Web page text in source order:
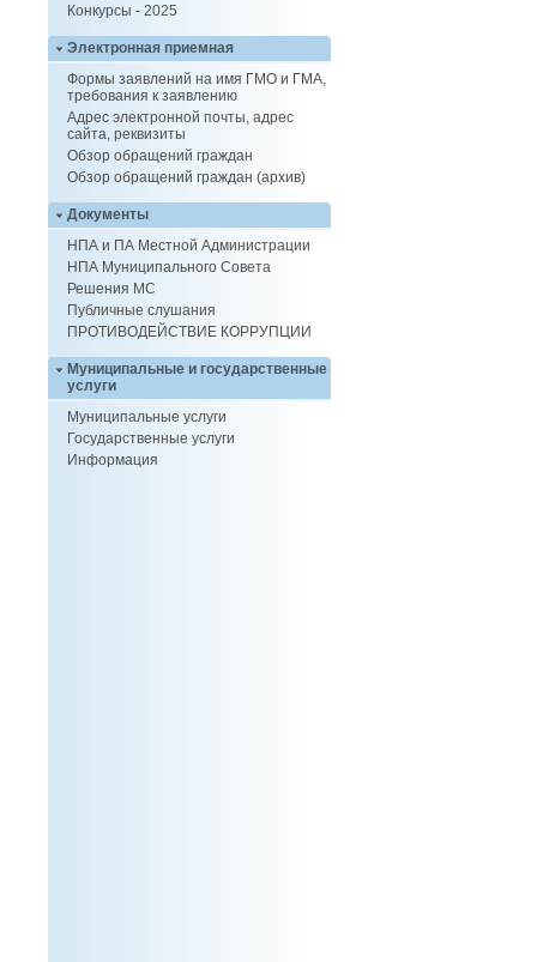
Конкурсы - 2025
Электронная приемная
Формы заявлений на имя ГМО и ГМА,
требования к заявлению
Адрес электронной почты, адрес
сайта, реквизиты
Обзор обращений граждан
Обзор обращений граждан (архив)
Документы
НПА и ПА Местной Администрации
НПА Муниципального Совета
Решения МС
Публичные слушания
ПРОТИВОДЕЙСТВИЕ КОРРУПЦИИ
Муниципальные и государственные
услуги
Муниципальные услуги
Государственные услуги
Информация